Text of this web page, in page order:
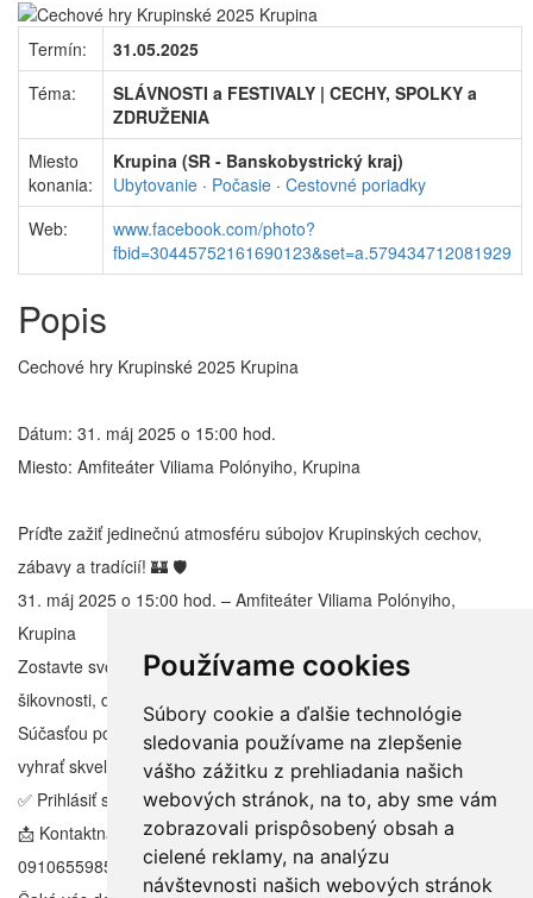
Používame cookies
Súbory cookie a ďalšie technológie
sledovania používame na zlepšenie
vášho zážitku z prehliadania našich
webových stránok, na to, aby sme vám
zobrazovali prispôsobený obsah a
cielené reklamy, na analýzu
návštevnosti našich webových stránok
Termín:
31.05.2025
Téma:
SLÁVNOSTI a FESTIVALY | CECHY, SPOLKY a
ZDRUŽENIA
Miesto
konania:
Krupina (SR - Banskobystrický kraj)
Ubytovanie · Počasie · Cestovné poriadky
Web:
www.facebook.com/photo?
fbid=30445752161690123&set=a.579434712081929
Popis
Cechové hry Krupinské 2025 Krupina
Dátum: 31. máj 2025 o 15:00 hod.
Miesto: Amfiteáter Viliama Polónyiho, Krupina
Príďte zažiť jedinečnú atmosféru súbojov Krupinských cechov,
zábavy a tradícií! 🏰 🛡️
31. máj 2025 o 15:00 hod. – Amfiteáter Viliama Polónyiho,
Krupina
Zostavte svoj tím, vymyslite si názov a zmerajte si sily v
šikovnosti, dôvtipe a tímovom duchu ako staré cechy! 🪓⚒️
Súčasťou podujatia bude aj bohatá tombola, v ktorej môžete
vyhrať skvelé ceny! 🎁🎉
✅ Prihlásiť sa môžete do 26.5.2025
📩 Kontaktná osoba: Peter Sedmák / peter.sedmak@krupina.sk /
0910655985